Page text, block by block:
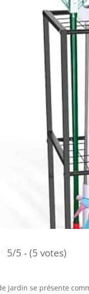
5/5 - (5 votes)
jardin se présente